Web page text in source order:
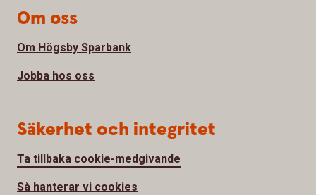
Om oss
Om Högsby Sparbank
Jobba hos oss
Säkerhet och integritet
Ta tillbaka cookie-medgivande
Så hanterar vi cookies